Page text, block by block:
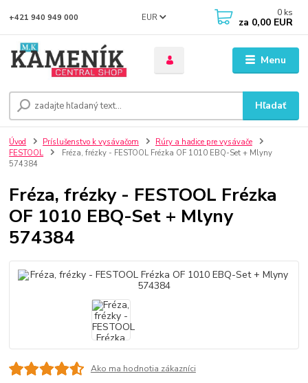
Menu
EUR
Hľadať
+421 940 949 000 0 ks
za 0,00 EUR
Úvod Príslušenstvo k vysávačom
Rúry a hadice pre vysávače
FESTOOL
Fréza, frézky - FESTOOL Frézka OF 1010 EBQ-Set + Mlyny
574384
Fréza, frézky - FESTOOL Frézka
OF 1010 EBQ-Set + Mlyny
574384
Ako ma hodnotia zákazníci